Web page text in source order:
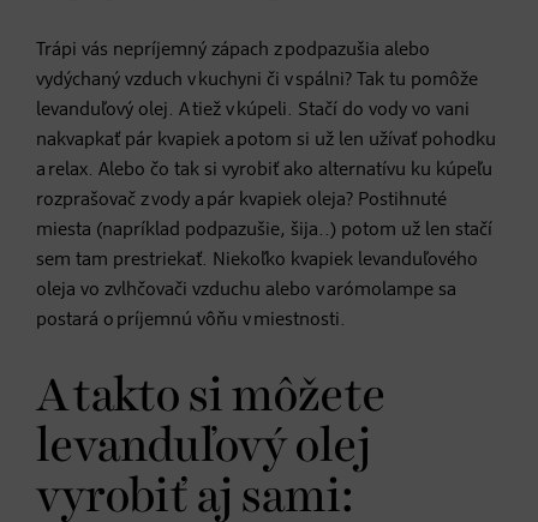
Trápi vás nepríjemný zápach z podpazušia alebo
vydýchaný vzduch v kuchyni či v spálni? Tak tu pomôže
levanduľový olej. A tiež v kúpeli. Stačí do vody vo vani
nakvapkať pár kvapiek a potom si už len užívať pohodku
a relax. Alebo čo tak si vyrobiť ako alternatívu ku kúpeľu
rozprašovač z vody a pár kvapiek oleja? Postihnuté
miesta (napríklad podpazušie, šija..) potom už len stačí
sem tam prestriekať. Niekoľko kvapiek levanduľového
oleja vo zvlhčovači vzduchu alebo v arómolampe sa
postará o príjemnú vôňu v miestnosti.
A takto si môžete
levanduľový olej
vyrobiť aj sami: